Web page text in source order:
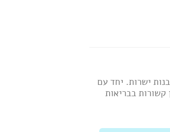
ישרות. יחד עם
קשורות בבריאות